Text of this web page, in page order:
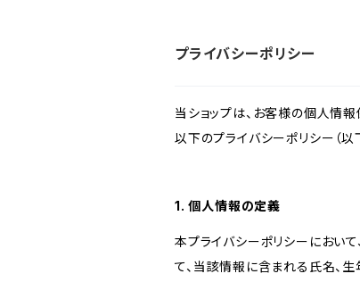
プライバシーポリシー
当ショップは、お客様の個人情
以下のプライバシーポリシー（以
1. 個人情報の定義
本プライバシーポリシーにおい
て、当該情報に含まれる氏名、